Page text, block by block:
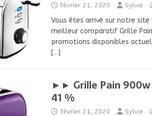
février 21, 2020 Sylvie
Vous êtes arrivé sur notre site
meilleur comparatif Grille
promotions disponibles
[…]
►► Grille Pain
41 %
février 21, 2020 Sylvie